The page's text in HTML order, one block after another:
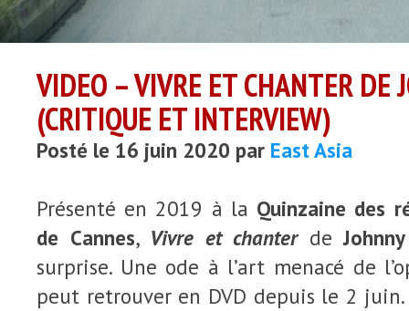
VIDEO – VIVRE ET CHANTER DE
(CRITIQUE ET INTERVIEW)
Posté le 16 juin 2020 par East Asia
Présenté en 2019 à la Quinzaine des
de Cannes, Vivre et chanterde
surprise. Une ode à l’art menacé de
peut retrouver en DVD depuis le 2